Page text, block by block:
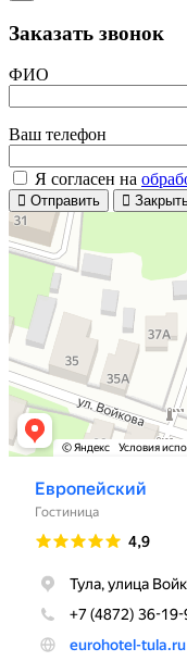
Заказать звонок
ФИО
Ваш телефон
Я согласен на
Отправить